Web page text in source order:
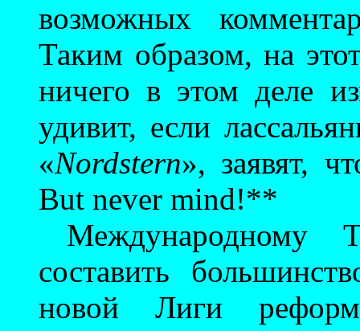
возможных
Таким образом, на
ничего в этом деле
удивит, если
«Nordstern», заявят,
But never mind!**
Международному
составить
новой Лиги